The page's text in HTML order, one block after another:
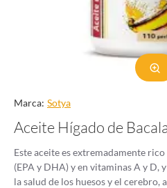
Marca: Sotya
Aceite Hígado de
Este aceite es extremadamente
(EPA y DHA) y en vitaminas A y D,
la salud de los huesos y el cerebro,